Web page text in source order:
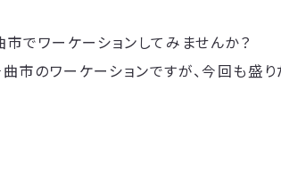
でワーケーションしてみませんか？
市のワーケーションですが、今回も盛り